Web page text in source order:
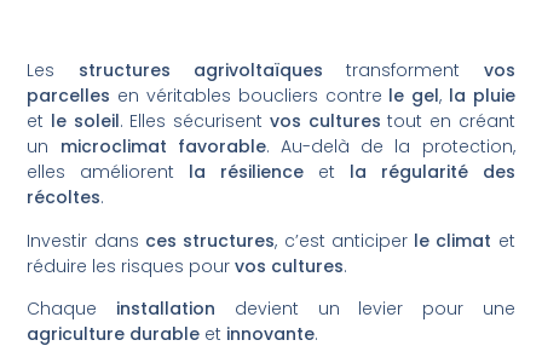
Les structures agrivoltaïques transforment vos
parcelles en véritables boucliers contre le gel, la pluie
et le soleil. Elles sécurisent vos cultures tout en créant
un microclimat favorable. Au-delà de la protection,
elles améliorent la résilience et la régularité des
récoltes.
Investir dans ces structures, c’est anticiper le climat et
réduire les risques pourvos cultures.
Chaque installation devient un levier pour une
agriculture durable et innovante.